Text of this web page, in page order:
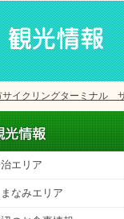
サイクリングターミナル
エリア
まなみエリア